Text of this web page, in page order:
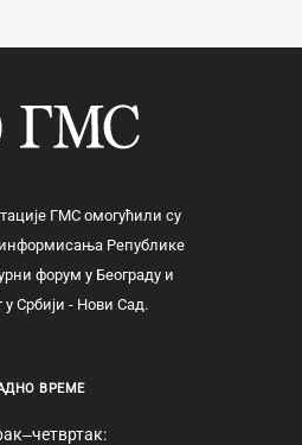
ГМС омогућили су
Републике
форум у Београду и
Србији - Нови Сад.
ВРЕМЕ